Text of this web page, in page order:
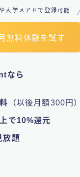
大学メアドで登録可能
無料体験を試す
なら
（以後月額300円）
で10%還元
放題